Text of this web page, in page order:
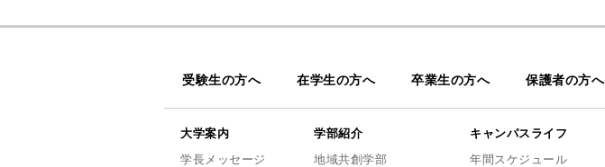
受験生の方へ 在学生の方へ 卒業生の方へ 保護者の方へ
大学案内
学長メッセージ
学部紹介
地域共創学部
キャンパスライフ
年間スケジュール